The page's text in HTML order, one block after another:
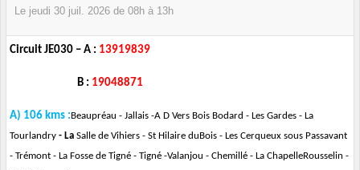
Le jeudi 30 juil. 2026 de 08h à 13h
Circuit JE030 – A : 13919839
B : 19048871
A) 106 kms : Beaupréau - Jallais -A D Vers Bois Bodard - Les Gardes - La
Tourlandry - La Salle de Vihiers - St Hilaire duBois - Les Cerqueux sous Passavant
- Trémont - La Fosse de Tigné - Tigné -Valanjou - Chemillé - La ChapelleRousselin -